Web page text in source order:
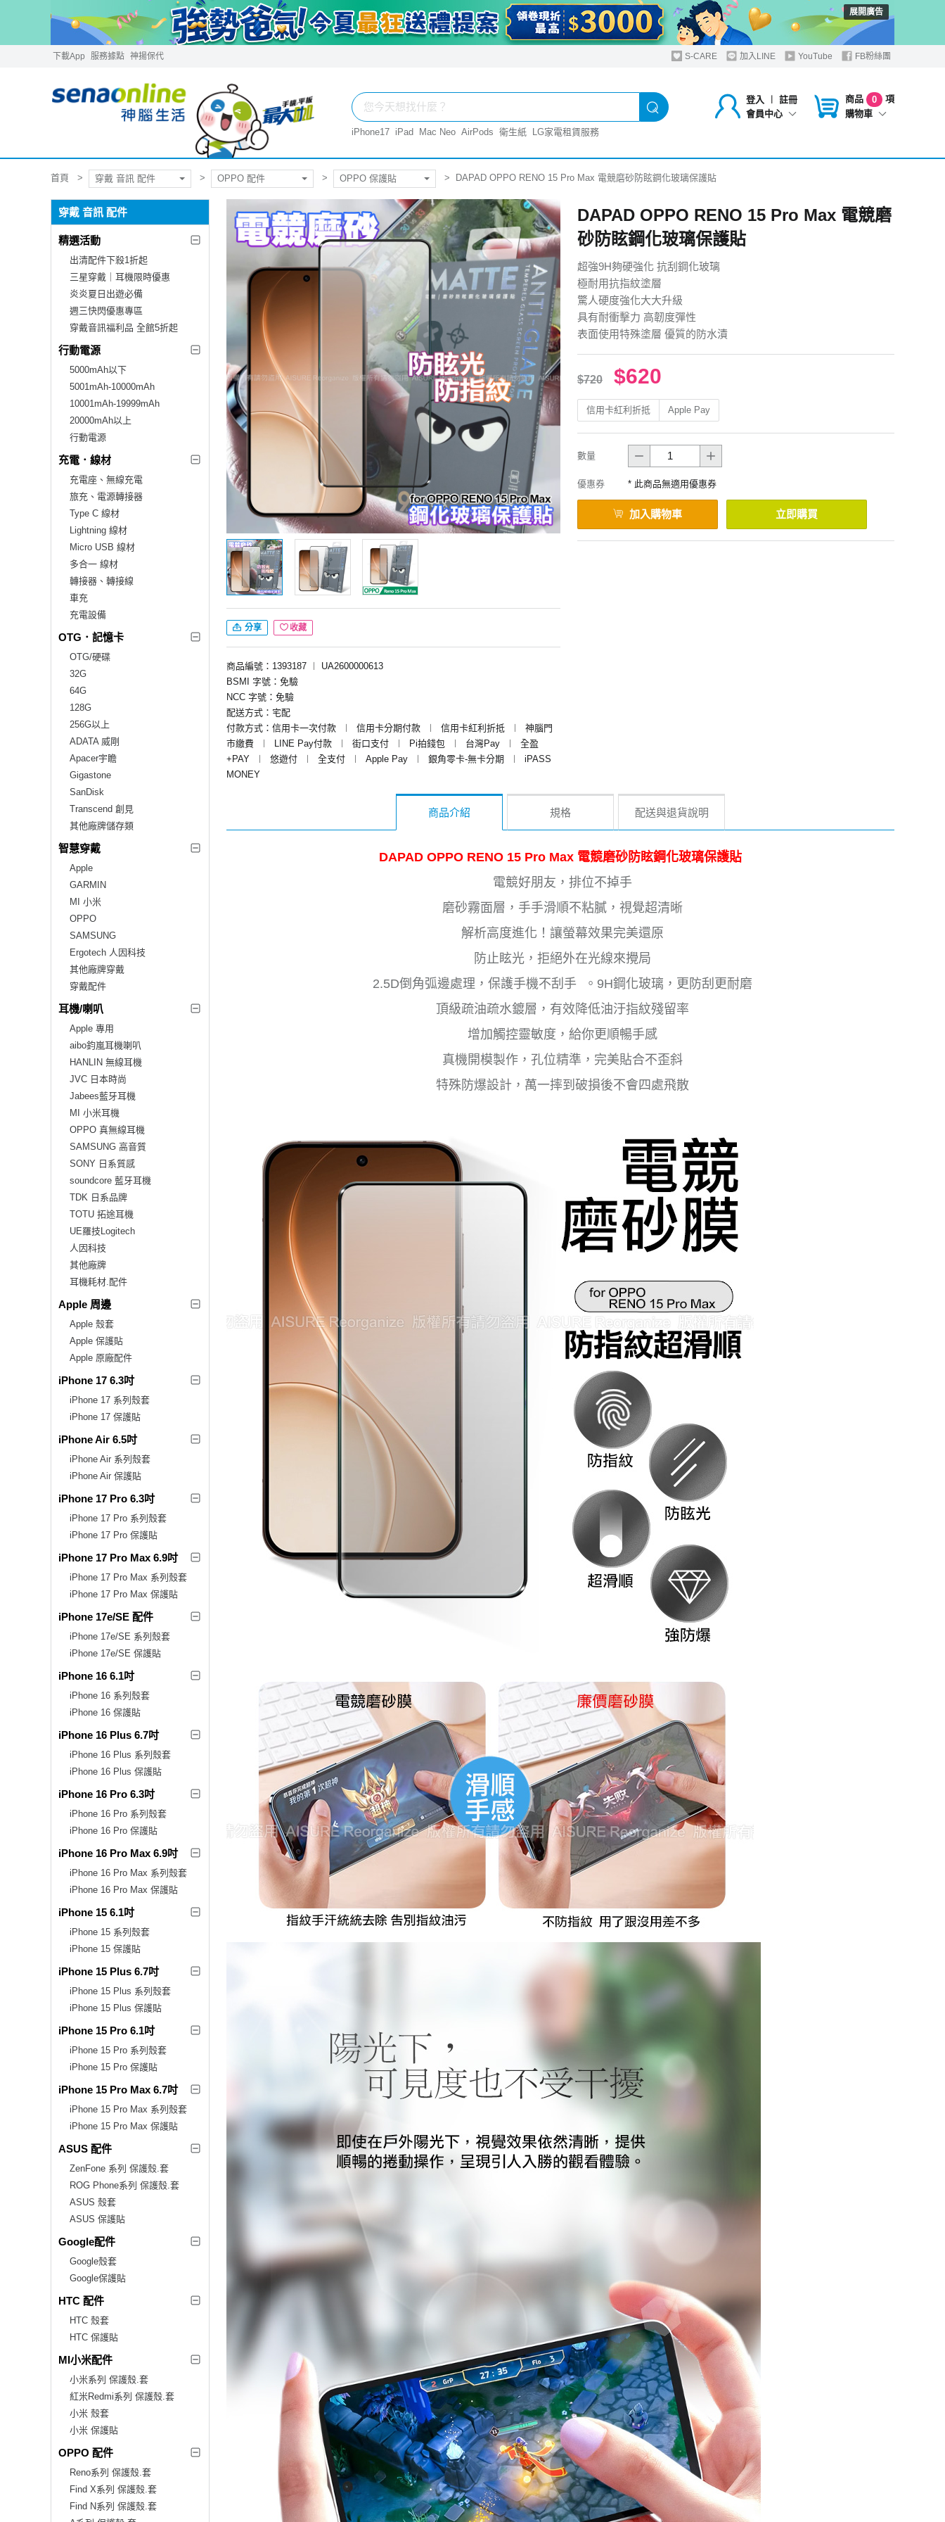
展開廣告
下載App 服務據點 神揚保代 S-CARE 加入LINE YouTube FB粉絲團
登入 ︱
註冊
會員中心
商品 0
項
購物車
iPhone17 iPad Mac Neo AirPods 衛生紙 LG家電租賃服務
首頁 穿戴 音訊 配件 OPPO 配件 OPPO 保護貼 DAPAD OPPO RENO 15 Pro Max 電競磨砂防眩鋼化玻璃保護貼
穿戴 音訊 配件
精選活動
出清配件下殺1折起
三星穿戴｜耳機限時優惠
炎炎夏日出遊必備
週三快閃優惠專區
穿戴音訊福利品 全館5折起
行動電源
5000mAh以下
5001mAh-10000mAh
10001mAh-19999mAh
20000mAh以上
行動電源
充電．線材
充電座、無線充電
旅充、電源轉接器
Type C 線材
Lightning 線材
Micro USB 線材
多合一 線材
轉接器、轉接線
車充
充電設備
OTG．記憶卡
OTG/硬碟
32G
64G
128G
256G以上
ADATA 威剛
Apacer宇瞻
Gigastone
SanDisk
Transcend 創見
其他廠牌儲存類
智慧穿戴
Apple
GARMIN
MI 小米
OPPO
SAMSUNG
Ergotech 人因科技
其他廠牌穿戴
穿戴配件
耳機/喇叭
Apple 專用
aibo鈞嵐耳機喇叭
HANLIN 無線耳機
JVC 日本時尚
Jabees藍牙耳機
MI 小米耳機
OPPO 真無線耳機
SAMSUNG 高音質
SONY 日系質感
soundcore 藍牙耳機
TDK 日系品牌
TOTU 拓途耳機
UE羅技Logitech
人因科技
其他廠牌
耳機耗材.配件
Apple 周邊
Apple 殼套
Apple 保護貼
Apple 原廠配件
iPhone 17 6.3吋
iPhone 17 系列殼套
iPhone 17 保護貼
iPhone Air 6.5吋
iPhone Air 系列殼套
iPhone Air 保護貼
iPhone 17 Pro 6.3吋
iPhone 17 Pro 系列殼套
iPhone 17 Pro 保護貼
iPhone 17 Pro Max 6.9吋
iPhone 17 Pro Max 系列殼套
iPhone 17 Pro Max 保護貼
iPhone 17e/SE 配件
iPhone 17e/SE 系列殼套
iPhone 17e/SE 保護貼
iPhone 16 6.1吋
iPhone 16 系列殼套
iPhone 16 保護貼
iPhone 16 Plus 6.7吋
iPhone 16 Plus 系列殼套
iPhone 16 Plus 保護貼
iPhone 16 Pro 6.3吋
iPhone 16 Pro 系列殼套
iPhone 16 Pro 保護貼
iPhone 16 Pro Max 6.9吋
iPhone 16 Pro Max 系列殼套
iPhone 16 Pro Max 保護貼
iPhone 15 6.1吋
iPhone 15 系列殼套
iPhone 15 保護貼
iPhone 15 Plus 6.7吋
iPhone 15 Plus 系列殼套
iPhone 15 Plus 保護貼
iPhone 15 Pro 6.1吋
iPhone 15 Pro 系列殼套
iPhone 15 Pro 保護貼
iPhone 15 Pro Max 6.7吋
iPhone 15 Pro Max 系列殼套
iPhone 15 Pro Max 保護貼
ASUS 配件
ZenFone 系列 保護殼.套
ROG Phone系列 保護殼.套
ASUS 殼套
ASUS 保護貼
Google配件
Google殼套
Google保護貼
HTC 配件
HTC 殼套
HTC 保護貼
MI小米配件
小米系列 保護殼.套
紅米Redmi系列 保護殼.套
小米 殼套
小米 保護貼
OPPO 配件
Reno系列 保護殼.套
Find X系列 保護殼.套
Find N系列 保護殼.套
分享 收藏
商品編號：1393187 ︱
UA2600000613
BSMI 字號：免驗
NCC 字號：免驗
配送方式：宅配
付款方式：信用卡一次付款
︱ 信用卡分期付款 ︱ 信用卡紅利折抵 ︱
神腦門
市繳費
︱ LINE Pay付款 ︱ 街口支付 ︱ Pi拍錢包 ︱ 台灣Pay ︱
全盈
+PAY
︱ 悠遊付 ︱ 全支付 ︱ Apple Pay ︱ 銀角零卡-無卡分期 ︱
iPASS
MONEY
DAPAD OPPO RENO 15 Pro Max 電競磨
砂防眩鋼化玻璃保護貼
超強9H夠硬強化 抗刮鋼化玻璃
極耐用抗指紋塗層
驚人硬度強化大大升級
具有耐衝擊力 高韌度彈性
表面使用特殊塗層 優質的防水漬
$720 $620
信用卡紅利折抵 Apple Pay
數量
優惠券 * 此商品無適用優惠券
加入購物車 立即購買
商品介紹 規格 配送與退貨說明
DAPAD OPPO RENO 15 Pro Max 電競磨砂防眩鋼化玻璃保護貼
電競好朋友，排位不掉手
磨砂霧面層，手手滑順不粘膩，視覺超清晰
解析高度進化！讓螢幕效果完美還原
防止眩光，拒絕外在光線來攪局
2.5D倒角弧邊處理，保護手機不刮手 。9H鋼化玻璃，更防刮更耐磨
頂級疏油疏水鍍層，有效降低油汙指紋殘留率
增加觸控靈敏度，給你更順暢手感
真機開模製作，孔位精準，完美貼合不歪斜
特殊防爆設計，萬一摔到破損後不會四處飛散